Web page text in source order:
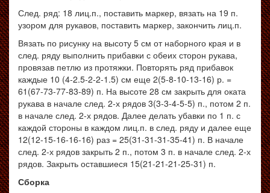
След. ряд: 18 лиц.п., поставить маркер, вязать на 19 п.
узором для рукавов, поставить маркер, закончить лиц.п.
Вязать по рисунку на высоту 5 см от наборного края и в
след. ряду выполнить прибавки с обеих сторон рукава,
провязав петлю из протяжки. Повторять ряд прибавок
каждые 10 (4-2.5-2-2-1.5) см еще 2(5-8-10-13-16) р. =
61(67-73-77-83-89) п. На высоте 28 см закрыть для оката
рукава в начале след. 2-х рядов 3(3-3-4-5-5) п., потом 2 п.
в начале след. 2-х рядов. Далее делать убавки по 1 п. с
каждой стороны в каждом лиц.п. в след. ряду и далее еще
12(12-15-16-16-16) раз = 25(31-31-31-35-41) п. В начале
след. 2-х рядов закрыть 2 п., потом 3 п. в начале след. 2-х
рядов. Закрыть оставшиеся 15(21-21-21-25-31) п.
Сборка